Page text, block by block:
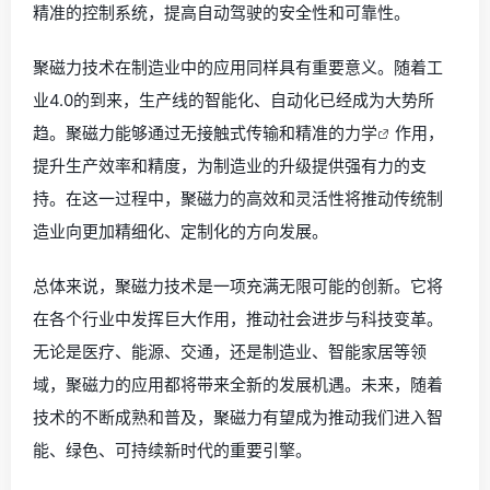
精准的控制系统，提高自动驾驶的安全性和可靠性。
聚磁力技术在制造业中的应用同样具有重要意义。随着工
业4.0的到来，生产线的智能化、自动化已经成为大势所
趋。聚磁力能够通过无接触式传输和精准的力学
作用，
提升生产效率和精度，为制造业的升级提供强有力的支
持。在这一过程中，聚磁力的高效和灵活性将推动传统制
造业向更加精细化、定制化的方向发展。
总体来说，聚磁力技术是一项充满无限可能的创新。它将
在各个行业中发挥巨大作用，推动社会进步与科技变革。
无论是医疗、能源、交通，还是制造业、智能家居等领
域，聚磁力的应用都将带来全新的发展机遇。未来，随着
技术的不断成熟和普及，聚磁力有望成为推动我们进入智
能、绿色、可持续新时代的重要引擎。